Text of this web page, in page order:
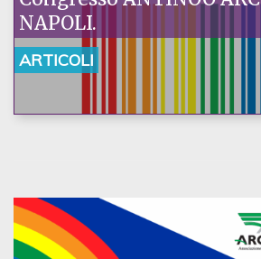
NAPOLI.
ARTICOLI